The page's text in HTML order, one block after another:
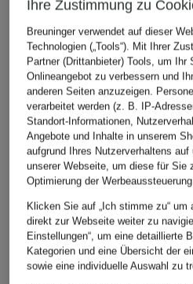
Ihre Zustimmung zu
Breuninger verwendet auf dieser
Technologien („Tools“). Mit Ihrer
Partner (Drittanbieter) Tools, um Ihr
Onlineangebot zu verbessern und
anderen Seiten anzuzeigen.
verarbeitet werden (z. B. IP-
Standort-Informationen,
Angebote und Inhalte in unserem
aufgrund Ihres Nutzerverhaltens
unserer Webseite, um diese für Sie
Optimierung der
Klicken Sie auf „Ich stimme zu“
direkt zur Webseite weiter zu
Einstellungen“, um eine detaillierte
Kategorien und eine Übersicht der
sowie eine individuelle Auswahl zu